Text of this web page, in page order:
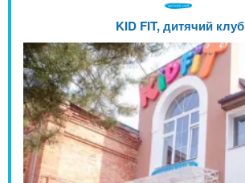
KID FIT, дитячий клуб